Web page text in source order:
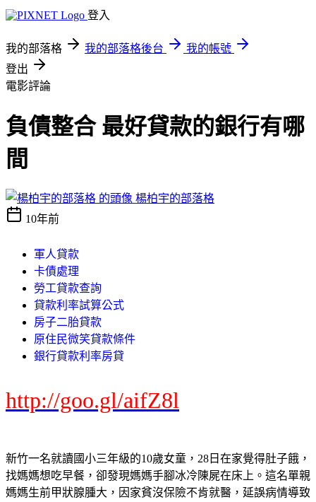
登入
我的部落格 我的部落格後台
我的帳號
登出
電影評論
負債整合 最好貸款的銀行有哪
間
楊柏宇的部落格
10年前
軍人貸款
卡債處理
勞工貸款查詢
貸款利率試算公式
房子二胎貸款
原住民微笑貸款條件
銀行貸款利率房貸
http://goo.gl/aifZ8l
新竹一名就讀國小三年級的10歲女童，28日在家覺得肚子餓，
找媽媽想吃早餐，卻發現媽媽手腳冰冷陳屍在床上。這名單親
媽媽生前甲狀腺腫大，因家貧沒保險不肯就醫，延誤病情導致